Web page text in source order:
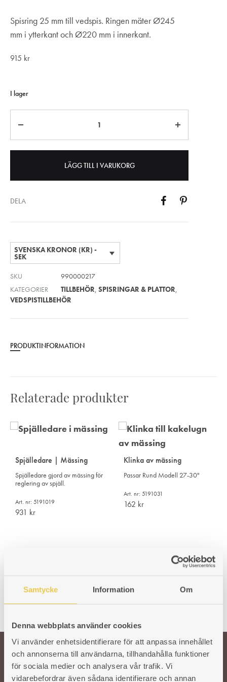
Samtycke Information Om
Denna webbplats använder cookies
Vi använder enhetsidentifierare för att anpassa innehållet
och annonserna till användarna, tillhandahålla funktioner
för sociala medier och analysera vår trafik. Vi
vidarebefordrar även sådana identifierare och annan
Spisring 25 mm till vedspis. Ringen mäter Ø245
mm i ytterkant och Ø220 mm i innerkant.
915 kr
I lager
LÄGG TILL I VARUKORG
DELA
SVENSKA KRONOR (KR) -
SEK
SKU
990000217
KATEGORIER
TILLBEHÖR SPISRINGAR & PLATTOR
VEDSPISTILLBEHÖR
PRODUKTINFORMATION
Relaterade produkter
Spjälledare | Mässing
Spjälledare gjord av mässing för
reglering av spjäll.
Art. nr: 5191019
931 kr
Klinka av mässing
Passar Rund Modell 27-30"
Art. nr: 5191031
162 kr
Välkommen till oss!